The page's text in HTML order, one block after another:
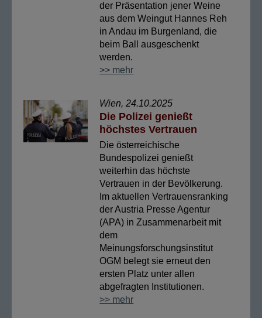
der Präsentation jener Weine
aus dem Weingut Hannes Reh
in Andau im Burgenland, die
beim Ball ausgeschenkt
werden.
>> mehr
Wien, 24.10.2025
Die Polizei genießt
höchstes Vertrauen
Die österreichische
Bundespolizei genießt
weiterhin das höchste
Vertrauen in der Bevölkerung.
Im aktuellen Vertrauensranking
der Austria Presse Agentur
(APA) in Zusammenarbeit mit
dem
Meinungsforschungsinstitut
OGM belegt sie erneut den
ersten Platz unter allen
abgefragten Institutionen.
>> mehr